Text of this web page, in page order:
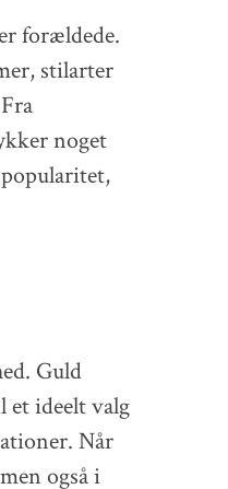
forældede.
stilarter
noget
Guld
et ideelt valg
Når
også i